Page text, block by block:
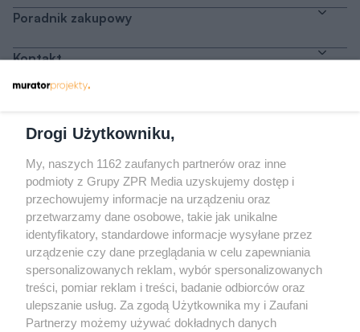
Poradnik zakupowy
Kontakt
Odwiedź grupę na Facebooku
Gdybym budował drugi raz - mądry Polak
przed budową
Forum Muratora
Drogi Użytkowniku,
My, naszych 1162 zaufanych partnerów oraz inne
podmioty z Grupy ZPR Media uzyskujemy dostęp i
przechowujemy informacje na urządzeniu oraz
przetwarzamy dane osobowe, takie jak unikalne
identyfikatory, standardowe informacje wysyłane przez
urządzenie czy dane przeglądania w celu zapewniania
spersonalizowanych reklam, wybór spersonalizowanych
treści, pomiar reklam i treści, badanie odbiorców oraz
ulepszanie usług. Za zgodą Użytkownika my i Zaufani
Partnerzy możemy używać dokładnych danych